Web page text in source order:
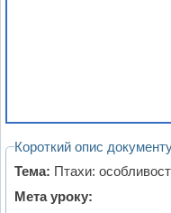
Короткий опис
Тема: Птахи:
Мета уроку: